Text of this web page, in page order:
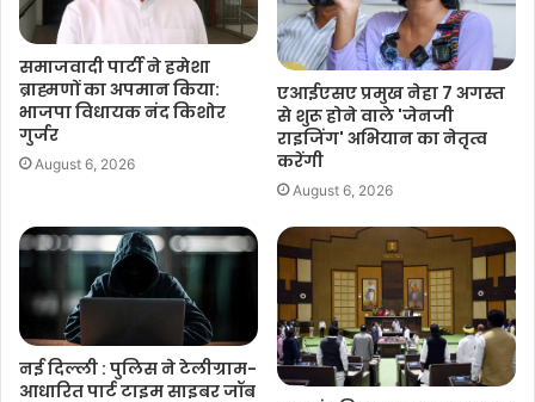
समाजवादी पार्टी ने हमेशा
ब्राह्मणों का अपमान किया:
भाजपा विधायक नंद किशोर
गुर्जर
August 6, 2026
एआईएसए प्रमुख नेहा 7 अगस्त
से शुरू होने वाले 'जेनजी
राइजिंग' अभियान का नेतृत्व
करेंगी
August 6, 2026
नई दिल्ली : पुलिस ने टेलीग्राम-
आधारित पार्ट टाइम साइबर जॉब